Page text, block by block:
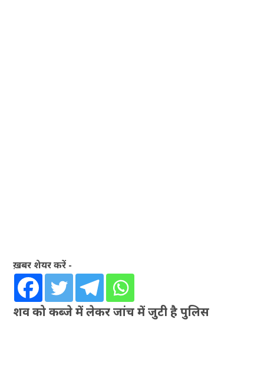
ख़बर शेयर करें -
शव को कब्जे में लेकर जांच में जुटी है पुलिस